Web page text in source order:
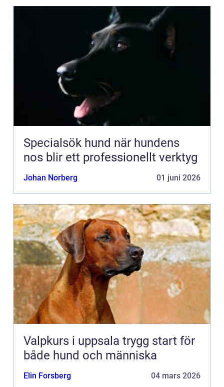
Specialsök hund när hundens
nos blir ett professionellt verktyg
Johan Norberg 01 juni 2026
Valpkurs i uppsala trygg start för
både hund och människa
Elin Forsberg 04 mars 2026